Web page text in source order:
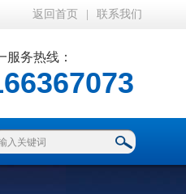
返回首页 联系我们
服务热线：